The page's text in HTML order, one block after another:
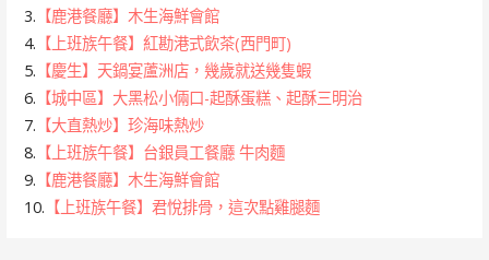
3. 【鹿港餐廳】木生海鮮會館
4. 【上班族午餐】紅勘港式飲茶(西門町)
5. 【慶生】天鍋宴蘆洲店，幾歲就送幾隻蝦
6. 【城中區】大黑松小倆口-起酥蛋糕、起酥三明治
7. 【大直熱炒】珍海味熱炒
8. 【上班族午餐】台銀員工餐廳 牛肉麵
9. 【鹿港餐廳】木生海鮮會館
10. 【上班族午餐】君悅排骨，這次點雞腿麵